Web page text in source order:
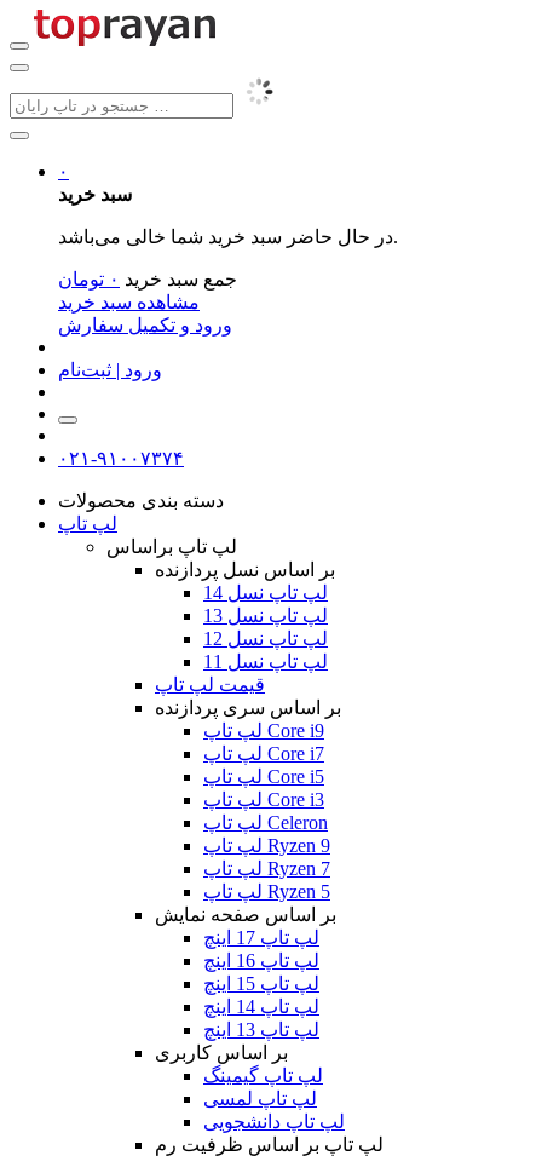
۰
سبد خرید
در حال حاضر سبد خرید شما خالی می‌باشد.
جمع سبد خرید ۰ تومان
مشاهده سبد خرید
ورود و تکمیل سفارش
ورود | ثبت‌نام
۰۲۱-۹۱۰۰۷۳۷۴
دسته بندی محصولات
لپ تاپ
لپ تاپ براساس
بر اساس نسل پردازنده
لپ تاپ نسل 14
لپ تاپ نسل 13
لپ تاپ نسل 12
لپ تاپ نسل 11
قیمت لپ تاپ
بر اساس سری پردازنده
لپ تاپ Core i9
لپ تاپ Core i7
لپ تاپ Core i5
لپ تاپ Core i3
لپ تاپ Celeron
لپ تاپ Ryzen 9
لپ تاپ Ryzen 7
لپ تاپ Ryzen 5
بر اساس صفحه نمایش
لپ تاپ 17 اینچ
لپ تاپ 16 اینچ
لپ تاپ 15 اینچ
لپ تاپ 14 اینچ
لپ تاپ 13 اینچ
بر اساس کاربری
لپ تاپ گیمینگ
لپ تاپ لمسی
لپ تاپ دانشجویی
لپ تاپ بر اساس ظرفیت رم